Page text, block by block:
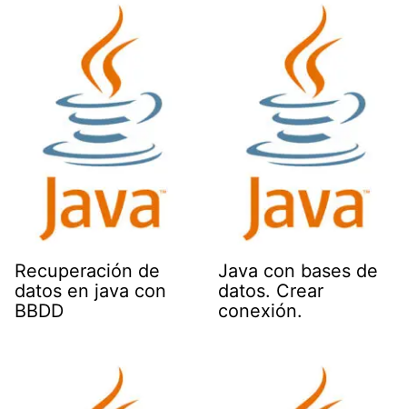
Recuperación de
datos en java con
BBDD
Java con bases de
datos. Crear
conexión.